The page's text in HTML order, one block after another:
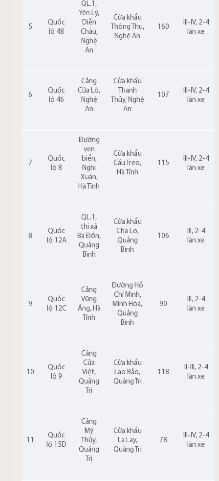
5.
Quốc
lộ 48
QL.1,
Yên Lý,
Diễn
Châu,
Nghệ
An
Cửa khẩu
Thông Thụ,
Nghệ An
160
III-IV, 2-4
làn xe
6.
Quốc
lộ 46
Cảng
Cửa Lò,
Nghệ
An
Cửa khẩu
Thanh
Thủy, Nghệ
An
107
III-IV, 2-4
làn xe
7.
Quốc
lộ 8
Đường
ven
biển,
Nghi
Xuân,
Hà Tĩnh
Cửa khẩu
Cầu Treo,
Hà Tĩnh
115
III-IV, 2-4
làn xe
8.
Quốc
lộ 12A
QL.1,
thị xã
Ba Đồn,
Quảng
Bình
Cửa khẩu
Cha Lo,
Quảng
Bình
106
III, 2-4
làn xe
9.
Quốc
lộ 12C
Cảng
Vũng
Áng, Hà
Tĩnh
Đường Hồ
Chí Minh,
Minh Hóa,
Quảng
Bình
90
III, 2-4
làn xe
10.
Quốc
lộ 9
Cảng
Cửa
Việt,
Quảng
Trị
Cửa khẩu
Lao Bảo,
Quảng Trị
118
II-III, 2-4
làn xe
11.
Quốc
lộ 15D
Cảng
Mỹ
Thủy,
Quảng
Trị
Cửa khẩu
La Lay,
Quảng Trị
78
III-IV, 2-4
làn xe